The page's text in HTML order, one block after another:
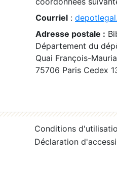
Courriel :
Adresse postale :
Département du
Quai François-
75706 Paris Cedex
Conditions
Déclaration